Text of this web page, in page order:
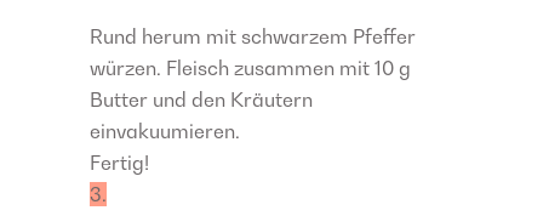
Rund herum mit schwarzem Pfeffer
würzen. Fleisch zusammen mit 10 g
Butter und den Kräutern
einvakuumieren.
Fertig!
3.